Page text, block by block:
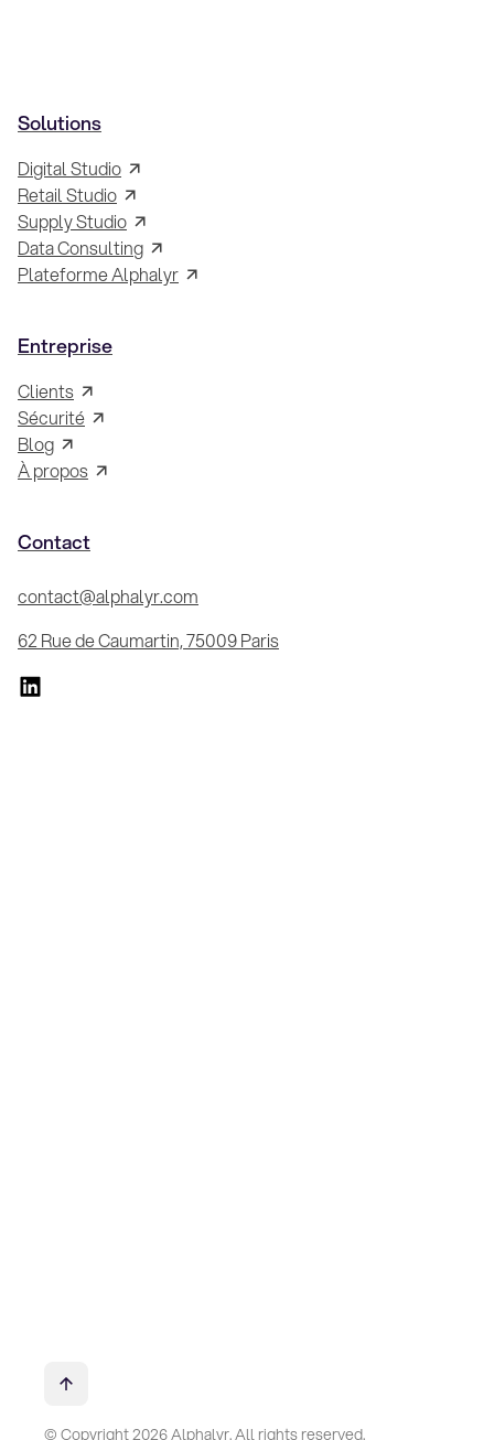
Solutions
Digital Studio
Retail Studio
Supply Studio
Data Consulting
Plateforme Alphalyr
Entreprise
Clients
Sécurité
Blog
À propos
Contact
contact@alphalyr.com
62 Rue de Caumartin, 75009 Paris
© Copyright 2026 Alphalyr. All rights reserved.